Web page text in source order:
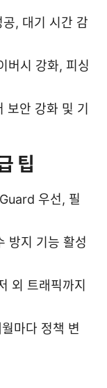
, 대기 시간 감
버시 강화, 피싱
보안 강화 및 기
팁
우선, 필
방지 기능 활성
외 트래픽까지
마다 정책 변